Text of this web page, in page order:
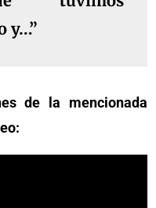
y…”
de la mencionada